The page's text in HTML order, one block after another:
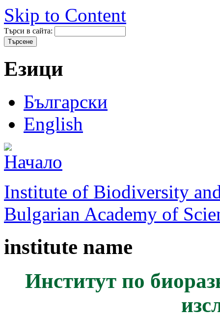
Skip to Content
Търси в сайта:
Езици
Български
English
Institute of Biodiversity
Bulgarian Academy of
institute name
Институт по